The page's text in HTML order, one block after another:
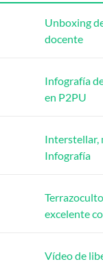
Unboxing
docente
Infografía
en P2PU
Interstellar,
Infografía
excelente
Vídeo de